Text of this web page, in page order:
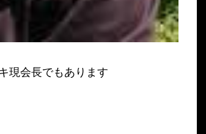
現会長でもあります